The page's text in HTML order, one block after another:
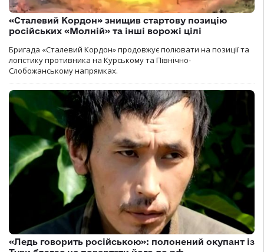
«Сталевий Кордон» знищив стартову позицію
російських «Молній» та інші ворожі цілі
Бригада «Сталевий Кордон» продовжує полювати на позиції та
логістику противника на Курському та Північно-
Слобожанському напрямках.
«Ледь говорить російською»: полонений окупант із